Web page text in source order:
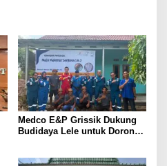
Medco E&P Grissik Dukung
Budidaya Lele untuk Dorong